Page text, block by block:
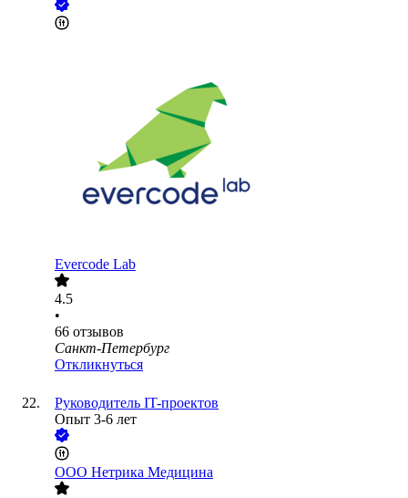
Evercode Lab
4.5
•
66 отзывов
Санкт-Петербург
Откликнуться
Руководитель IT-проектов
Опыт 3-6 лет
ООО Нетрика Медицина